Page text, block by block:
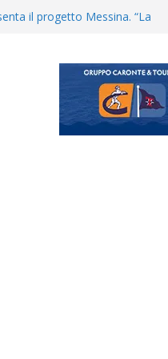
bocciato il Fasano,
e Kamarat restano in
si alzano i ritmi tra lavoro